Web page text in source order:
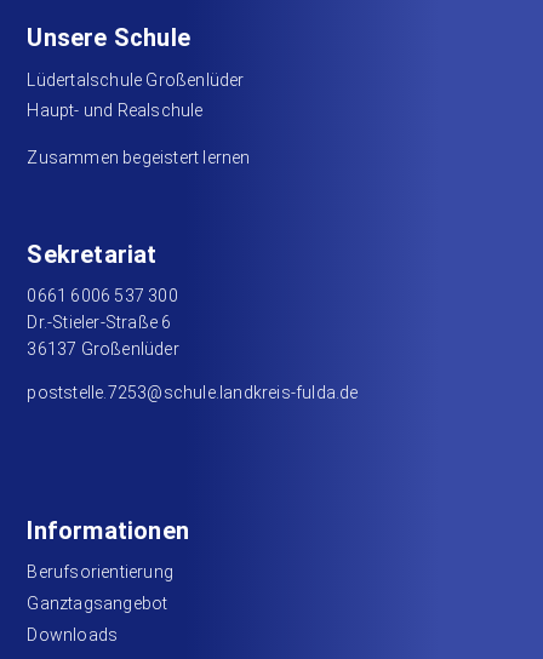
Unsere Schule
Lüdertalschule Großenlüder
Haupt- und Realschule
Zusammen begeistert lernen
Sekretariat
0661 6006 537 300
Dr.-Stieler-Straße 6
36137 Großenlüder
poststelle.7253@schule.landkreis-fulda.de
Informationen
Berufsorientierung
Ganztagsangebot
Downloads